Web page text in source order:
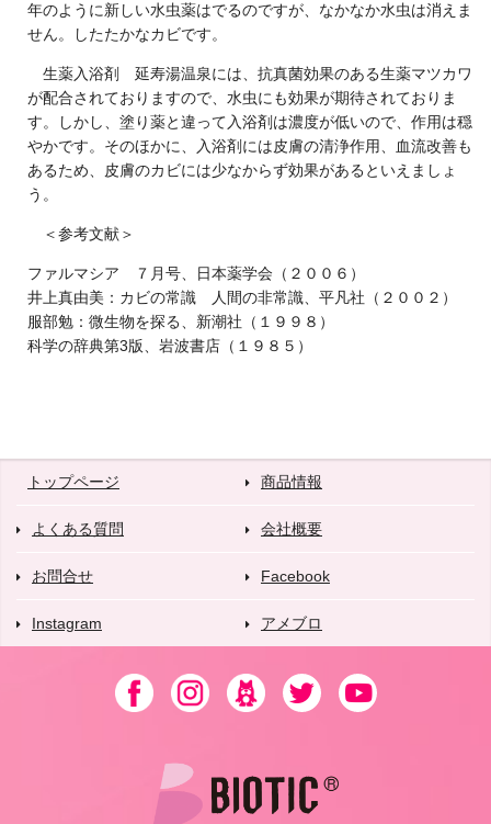
年のように新しい水虫薬はでるのですが、なかなか水虫は消えま
せん。したたかなカビです。
生薬入浴剤 延寿湯温泉には、抗真菌効果のある生薬マツカワ
が配合されておりますので、水虫にも効果が期待されておりま
す。しかし、塗り薬と違って入浴剤は濃度が低いので、作用は穏
やかです。そのほかに、入浴剤には皮膚の清浄作用、血流改善も
あるため、皮膚のカビには少なからず効果があるといえましょ
う。
＜参考文献＞
ファルマシア ７月号、日本薬学会（２００６）
井上真由美：カビの常識 人間の非常識、平凡社（２００２）
服部勉：微生物を探る、新潮社（１９９８）
科学の辞典第3版、岩波書店（１９８５）
トップページ 商品情報
よくある質問 会社概要
お問合せ Facebook
Instagram アメブロ